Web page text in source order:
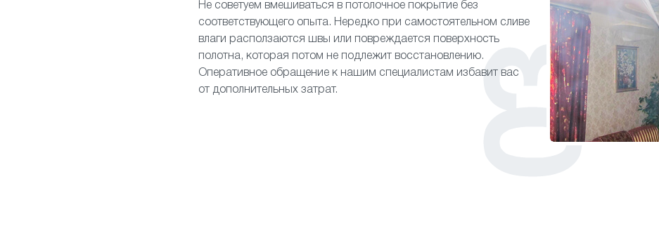
Не советуем вмешиваться в потолочное покрытие без
соответствующего опыта. Нередко при самостоятельном сливе
влаги расползаются швы или повреждается поверхность
полотна, которая потом не подлежит восстановлению.
Оперативное обращение к нашим специалистам избавит вас
от дополнительных затрат.